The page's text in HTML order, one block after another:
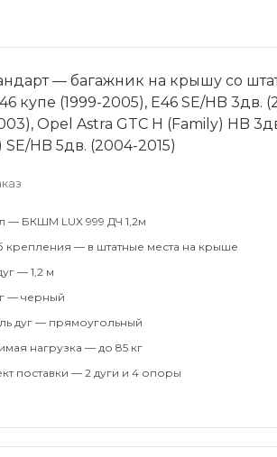
— багажник на крышу со
купе (1999-2005), Е46 SE/HB 3дв.
Opel Astra GTC H (Family) HB
SE/HB 5дв. (2004-2015)
— БКШМ LUX 999 ДЧ 1,2м
крепления — в штатные места на крыше
— 1,2 м
— черный
дуг — прямоугольный
нагрузка — до 85 кг
поставки — 2 дуги и 4 опоры